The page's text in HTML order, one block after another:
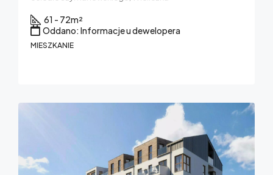
61 - 72m²
Oddano: Informacje u dewelopera
MIESZKANIE